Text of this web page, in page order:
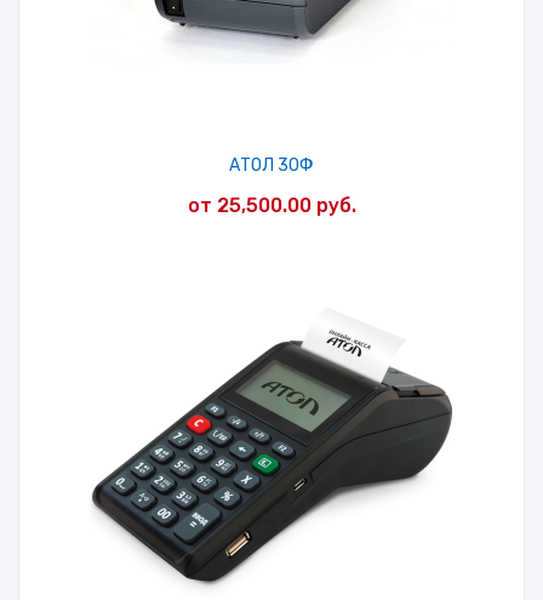
АТОЛ 30Ф
от 25,500.00 руб.